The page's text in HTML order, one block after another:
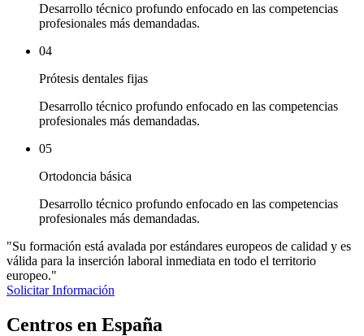
Desarrollo técnico profundo enfocado en las competencias
profesionales más demandadas.
04
Prótesis dentales fijas
Desarrollo técnico profundo enfocado en las competencias
profesionales más demandadas.
05
Ortodoncia básica
Desarrollo técnico profundo enfocado en las competencias
profesionales más demandadas.
"Su formación está avalada por estándares europeos de calidad y es
válida para la inserción laboral inmediata en todo el territorio
europeo."
Solicitar Información
Centros en España